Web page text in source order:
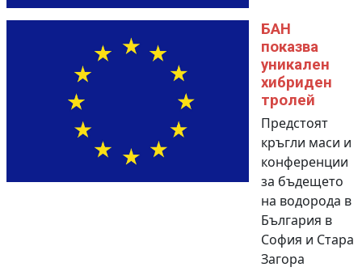
БАН
показва
уникален
хибриден
тролей
Предстоят
кръгли маси и
конференции
за бъдещето
на водорода в
България в
София и Стара
Загора